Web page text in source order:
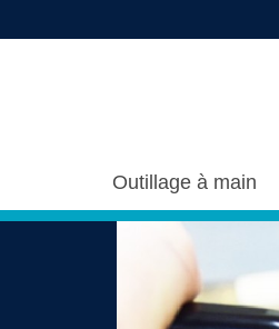
Outillage à main